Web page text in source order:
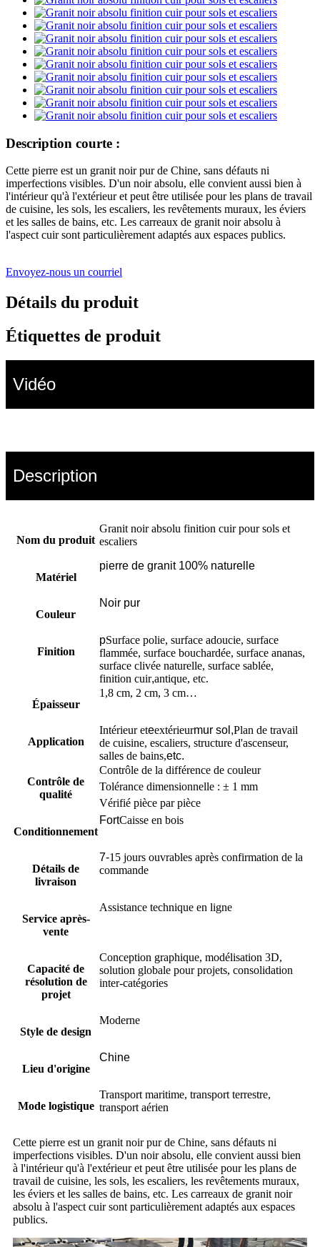
Description courte :
Cette pierre est un granit noir pur de Chine, sans défauts ni
imperfections visibles. D'un noir absolu, elle convient aussi bien à
l'intérieur qu'à l'extérieur et peut être utilisée pour les plans de travail
de cuisine, les sols, les escaliers, les revêtements muraux, les éviers
et les salles de bains, etc. Les carreaux de granit noir absolu à
l'aspect cuir sont particulièrement adaptés aux espaces publics.
Envoyez-nous un courriel
Détails du produit
Étiquettes de produit
Vidéo
Description
Nom du produit
Granit noir absolu finition cuir pour sols et
escaliers
Matériel
pierre de granit 100% naturelle
Couleur
Noir pur
Finition
pSurface polie, surface adoucie, surface
flammée, surface bouchardée, surface ananas,
surface clivée naturelle, surface sablée,
finition cuir,antique, etc.
Épaisseur
1,8 cm, 2 cm, 3 cm…
Application
Intérieur eteextérieurmur sol,Plan de travail
de cuisine, escaliers, structure d'ascenseur,
salles de bains,etc.
Contrôle de
qualité
Contrôle de la différence de couleur
Tolérance dimensionnelle : ± 1 mm
Vérifié pièce par pièce
Conditionnement
FortCaisse en bois
Détails de
livraison
7-15 jours ouvrables après confirmation de la
commande
Service après-
vente
Assistance technique en ligne
Capacité de
résolution de
projet
Conception graphique, modélisation 3D,
solution globale pour projets, consolidation
inter-catégories
Style de design
Moderne
Lieu d'origine
Chine
Mode logistique
Transport maritime, transport terrestre,
transport aérien
Cette pierre est un granit noir pur de Chine, sans défauts ni
imperfections visibles. D'un noir absolu, elle convient aussi bien
à l'intérieur qu'à l'extérieur et peut être utilisée pour les plans de
travail de cuisine, les sols, les escaliers, les revêtements muraux,
les éviers et les salles de bains, etc. Les carreaux de granit noir
absolu à l'aspect cuir sont particulièrement adaptés aux espaces
publics.